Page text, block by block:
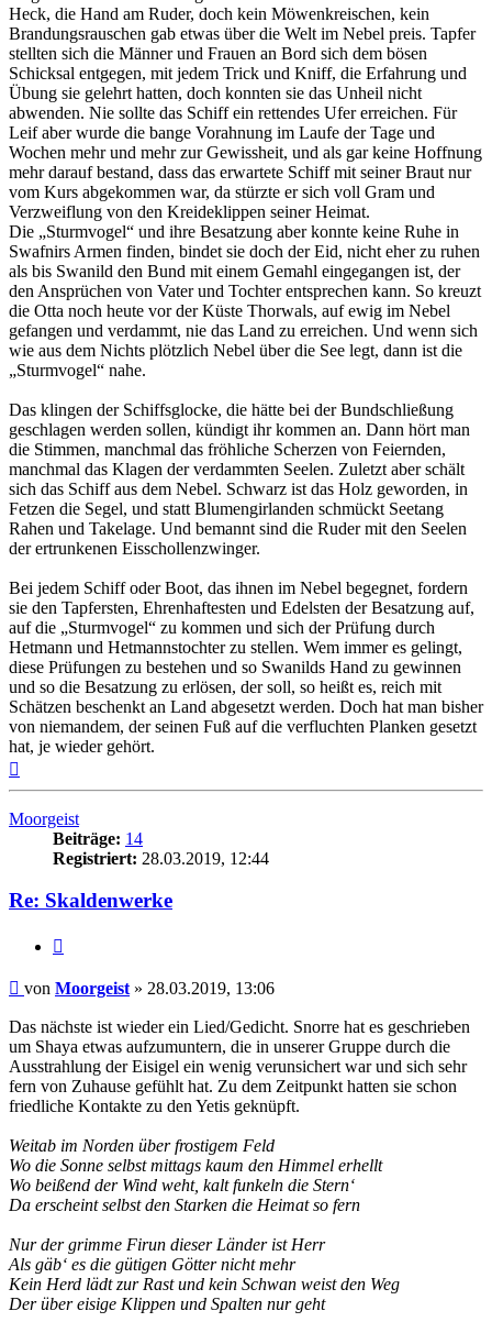
Heck, die Hand am Ruder, doch kein Möwenkreischen, kein
Brandungsrauschen gab etwas über die Welt im Nebel preis. Tapfer
stellten sich die Männer und Frauen an Bord sich dem bösen
Schicksal entgegen, mit jedem Trick und Kniff, die Erfahrung und
Übung sie gelehrt hatten, doch konnten sie das Unheil nicht
abwenden. Nie sollte das Schiff ein rettendes Ufer erreichen. Für
Leif aber wurde die bange Vorahnung im Laufe der Tage und
Wochen mehr und mehr zur Gewissheit, und als gar keine Hoffnung
mehr darauf bestand, dass das erwartete Schiff mit seiner Braut nur
vom Kurs abgekommen war, da stürzte er sich voll Gram und
Verzweiflung von den Kreideklippen seiner Heimat.
Die „Sturmvogel“ und ihre Besatzung aber konnte keine Ruhe in
Swafnirs Armen finden, bindet sie doch der Eid, nicht eher zu ruhen
als bis Swanild den Bund mit einem Gemahl eingegangen ist, der
den Ansprüchen von Vater und Tochter entsprechen kann. So kreuzt
die Otta noch heute vor der Küste Thorwals, auf ewig im Nebel
gefangen und verdammt, nie das Land zu erreichen. Und wenn sich
wie aus dem Nichts plötzlich Nebel über die See legt, dann ist die
„Sturmvogel“ nahe.
Das klingen der Schiffsglocke, die hätte bei der Bundschließung
geschlagen werden sollen, kündigt ihr kommen an. Dann hört man
die Stimmen, manchmal das fröhliche Scherzen von Feiernden,
manchmal das Klagen der verdammten Seelen. Zuletzt aber schält
sich das Schiff aus dem Nebel. Schwarz ist das Holz geworden, in
Fetzen die Segel, und statt Blumengirlanden schmückt Seetang
Rahen und Takelage. Und bemannt sind die Ruder mit den Seelen
der ertrunkenen Eisschollenzwinger.
Bei jedem Schiff oder Boot, das ihnen im Nebel begegnet, fordern
sie den Tapfersten, Ehrenhaftesten und Edelsten der Besatzung auf,
auf die „Sturmvogel“ zu kommen und sich der Prüfung durch
Hetmann und Hetmannstochter zu stellen. Wem immer es gelingt,
diese Prüfungen zu bestehen und so Swanilds Hand zu gewinnen
und so die Besatzung zu erlösen, der soll, so heißt es, reich mit
Schätzen beschenkt an Land abgesetzt werden. Doch hat man bisher
von niemandem, der seinen Fuß auf die verfluchten Planken gesetzt
hat, je wieder gehört.
Moorgeist
Beiträge: 14
Registriert: 28.03.2019, 12:44
Re: Skaldenwerke
Beitrag
von Moorgeist » 28.03.2019, 13:06
Das nächste ist wieder ein Lied/Gedicht. Snorre hat es geschrieben
um Shaya etwas aufzumuntern, die in unserer Gruppe durch die
Ausstrahlung der Eisigel ein wenig verunsichert war und sich sehr
fern von Zuhause gefühlt hat. Zu dem Zeitpunkt hatten sie schon
friedliche Kontakte zu den Yetis geknüpft.
Weitab im Norden über frostigem Feld
Wo die Sonne selbst mittags kaum den Himmel erhellt
Wo beißend der Wind weht, kalt funkeln die Stern‘
Da erscheint selbst den Starken die Heimat so fern
Nur der grimme Firun dieser Länder ist Herr
Als gäb‘ es die gütigen Götter nicht mehr
Kein Herd lädt zur Rast und kein Schwan weist den Weg
Der über eisige Klippen und Spalten nur geht